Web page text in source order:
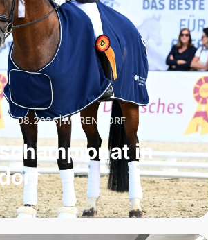
30.08.2026|WARENDORF
in